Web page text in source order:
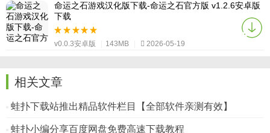
命运之石游戏汉化版下载-命运之石官方版 v1.2.6安卓版
下载
v0.0.3安卓版 143MB 2026-05-19
相关文章
蛙扑下载站推出精品软件栏目【全部软件亲测有效】
蛙扑小编分享百度网盘免费高速下载教程